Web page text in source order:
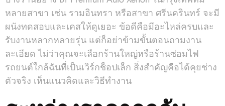
หลายสาขา เช่น รามอินทรา หรือสาขา ศรีนครินทร์ จะมี
ผนังทดสอบและเคสให้ดูเยอะ ข้อดีคือมีอะไหล่ครบและ
รับงานหลากหลายรุ่น แต่ก็อย่าข้ามขั้นตอนถามงาน
ละเอียด ไม่ว่าคุณจะเลือกร้านใหญ่หรือร้านซ่อมไฟ
รถยนต์ใกล้ฉันที่เป็นเวิร์กช็อปเล็ก สิ่งสำคัญคือได้คุยช่าง
ตัวจริง เห็นแนวคิดและวิธีทำงาน